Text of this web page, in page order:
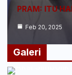
PRAM: ITU
Feb 20, 2025
Galeri